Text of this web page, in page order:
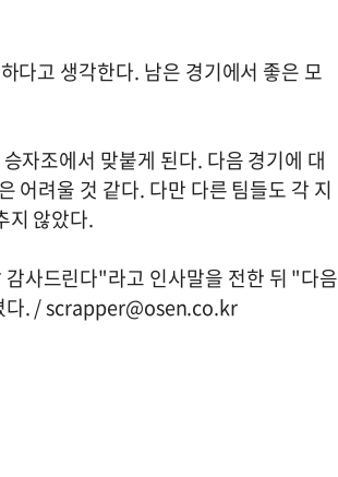
다고 생각한다. 남은 경기에서 좋은 모
자조에서 맞붙게 된다. 다음 경기에 대
어려울 것 같다. 다만 다른 팀들도 각 지
지 않았다.
사드린다"라고 인사말을 전한 뒤 "다음
다. /scrapper@osen.co.kr